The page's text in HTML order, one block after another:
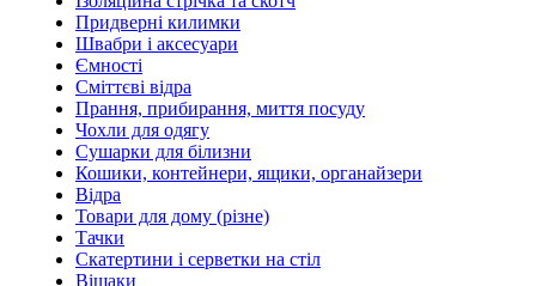
Придверні килимки
Швабри і аксесуари
Ємності
Сміттєві відра
Прання, прибирання, миття посуду
Чохли для одягу
Сушарки для білизни
Кошики, контейнери, ящики, органайзери
Відра
Товари для дому (різне)
Тачки
Скатертини і серветки на стіл
Вішаки